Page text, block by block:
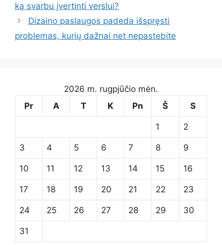
ką svarbu įvertinti verslui?
Dizaino paslaugos padeda išspręsti
problemas, kurių dažnai net nepastebite
2026 m. rugpjūčio mėn.
Pr
A T K Pn Š S
1 2
3 4 5 6 7 8 9
10 11 12 13 14 15 16
17 18 19 20 21 22 23
24 25 26 27 28 29 30
31